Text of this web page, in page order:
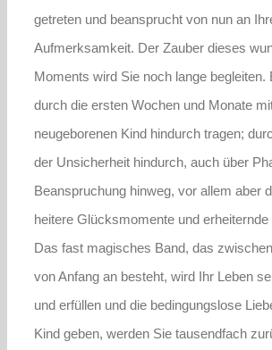
getreten und beansprucht von nun an
Aufmerksamkeit. Der Zauber dieses
Moments wird Sie noch lange begleiten.
durch die ersten Wochen und Monate
neugeborenen Kind hindurch tragen;
der Unsicherheit hindurch, auch über
Beanspruchung hinweg, vor allem aber
heitere Glücksmomente und erheiternde
Das fast magisches Band, das
von Anfang an besteht, wird Ihr Leben
und erfüllen und die bedingungslose
Kind geben, werden Sie tausendfach